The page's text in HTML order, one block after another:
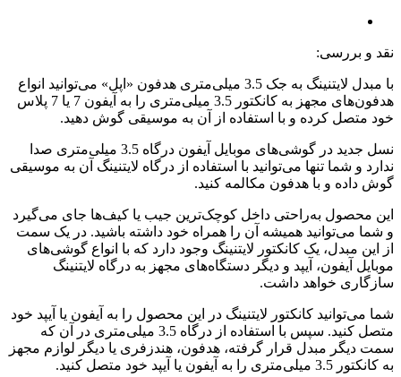
نقد و بررسی:
با مبدل لایتنینگ به جک 3.5 میلی‌متری هدفون «اپل» می‌توانید انواع
هدفون‌های مجهز به کانکتور 3.5 میلی‌متری را به آیفون 7 یا 7 پلاس
خود متصل کرده و با استفاده از آن به موسیقی گوش دهید.
نسل جدید در گوشی‌های موبایل آیفون درگاه 3.5 میلی‌متری صدا
ندارد و شما تنها می‌توانید با استفاده از درگاه لایتنینگ آن به موسیقی
گوش داده و با هدفون مکالمه کنید.
این محصول به‌راحتی داخل کوچک‌ترین جیب یا کیف‌ها جای می‌گیرد
و شما می‌توانید همیشه آن را همراه خود داشته باشید. در یک سمت
از این مبدل، یک کانکتور لایتنینگ وجود دارد که با انواع گوشی‌های
موبایل آیفون، آیپد و دیگر دستگاه‌های مجهز به درگاه لایتنینگ
سازگاری خواهد داشت.
شما می‌توانید کانکتور لایتنینگ در این محصول را به آیفون یا آیپد خود
متصل کنید. سپس با استفاده از درگاه 3.5 میلی‌متری در آن که
سمت دیگر مبدل قرار گرفته، هدفون، هندزفری یا دیگر لوازم مجهز
به کانکتور 3.5 میلی‌متری را به آیفون یا آیپد خود متصل کنید.